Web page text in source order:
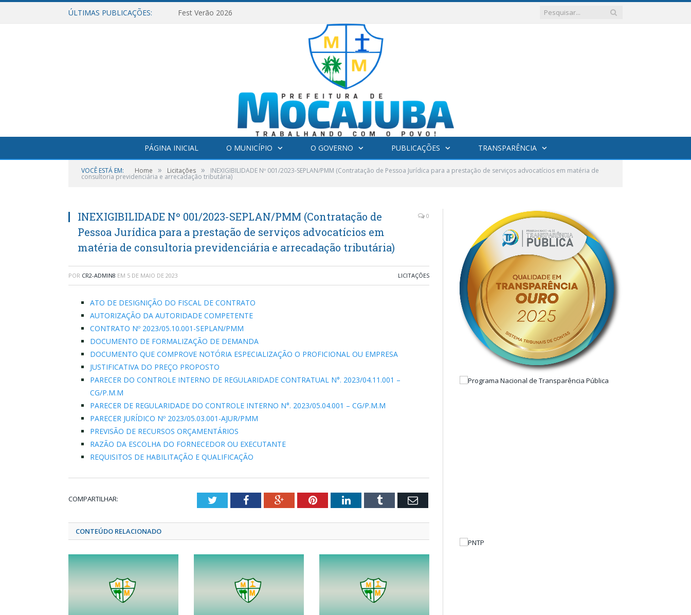
ÚLTIMAS PUBLICAÇÕES: Fest Verão 2026
PÁGINA INICIAL O MUNICÍPIO O GOVERNO PUBLICAÇÕES TRANSPARÊNCIA
VOCÊ ESTÁ EM: Home » Licitações » INEXIGIBILIDADE Nº 001/2023-SEPLAN/PMM (Contratação de Pessoa Jurídica para a prestação de serviços advocatícios em matéria de
consultoria previdenciária e arrecadação tributária)
INEXIGIBILIDADE Nº 001/2023-SEPLAN/PMM (Contratação de
Pessoa Jurídica para a prestação de serviços advocatícios em
matéria de consultoria previdenciária e arrecadação tributária)
0
POR CR2-ADMIN8 EM 5 DE MAIO DE 2023 LICITAÇÕES
ATO DE DESIGNIÇÃO DO FISCAL DE CONTRATO
AUTORIZAÇÃO DA AUTORIDADE COMPETENTE
CONTRATO Nº 2023/05.10.001-SEPLAN/PMM
DOCUMENTO DE FORMALIZAÇÃO DE DEMANDA
DOCUMENTO QUE COMPROVE NOTÓRIA ESPECIALIZAÇÃO O PROFICIONAL OU EMPRESA
JUSTIFICATIVA DO PREÇO PROPOSTO
PARECER DO CONTROLE INTERNO DE REGULARIDADE CONTRATUAL N°. 2023/04.11.001 –
CG/P.M.M
PARECER DE REGULARIDADE DO CONTROLE INTERNO N°. 2023/05.04.001 – CG/P.M.M
PARECER JURÍDICO Nº 2023/05.03.001-AJUR/PMM
PREVISÃO DE RECURSOS ORÇAMENTÁRIOS
RAZÃO DA ESCOLHA DO FORNECEDOR OU EXECUTANTE
REQUISITOS DE HABILITAÇÃO E QUALIFICAÇÃO
COMPARTILHAR: TwitterFacebookGoogle+PinterestLinkedInTumblr Email
CONTEÚDO RELACIONADO